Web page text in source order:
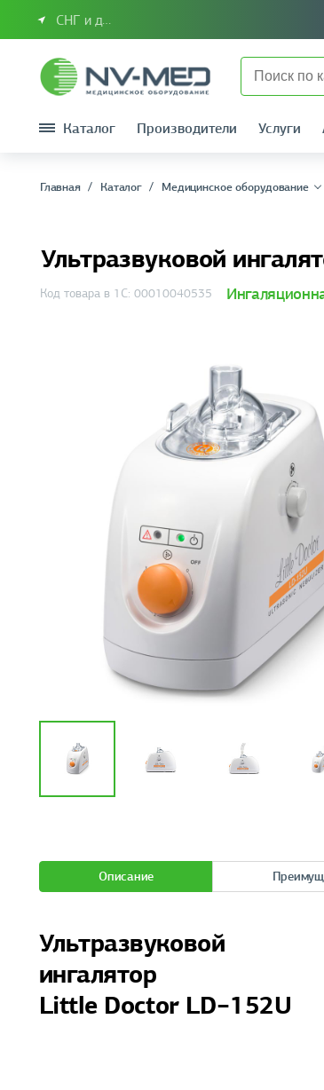
СНГ и другие страны
Каталог Производители Услуги
Главная Каталог Медицинское оборудование
Ультразвуковой
Код товара в 1С: 00010040535
Описание
Ультразвуковой
ингалятор
Little Doctor LD−152U